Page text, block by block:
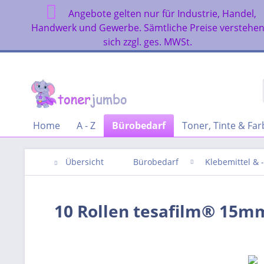
Angebote gelten nur für Industrie, Handel,
Handwerk und Gewerbe. Sämtliche Preise verstehen
sich zzgl. ges. MWSt.
Home A - Z Bürobedarf Toner, Tinte &
Übersicht Bürobedarf Klebemittel &
10 Rollen tesafilm®